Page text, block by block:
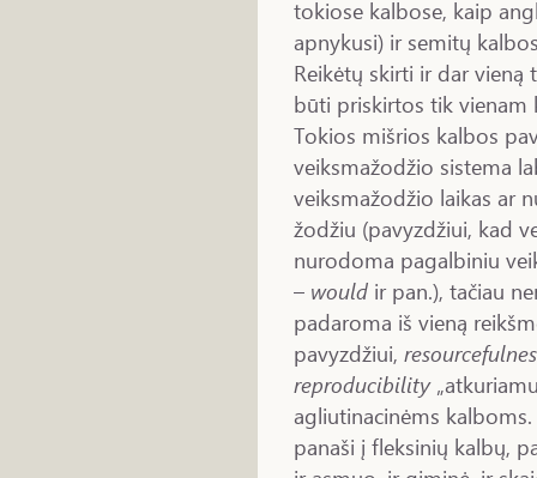
tokiose kalbose, kaip
apnykusi) ir semitų
Reikėtų skirti ir dar vieną
būti priskirtos tik
Tokios mišrios kalbos
veiksmažodžio sistema
veiksmažodžio laikas ar
žodžiu (pavyzdžiui, kad
nurodoma pagalbiniu
– would ir pan.), tačiau
padaroma iš vieną
pavyzdžiui,
reproducibility
agliutinacinėms
panaši į fleksinių kalbų,